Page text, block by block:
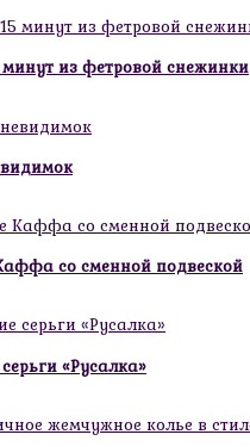
минут из фетровой снежинки
со сменной подвеской
«Русалка»